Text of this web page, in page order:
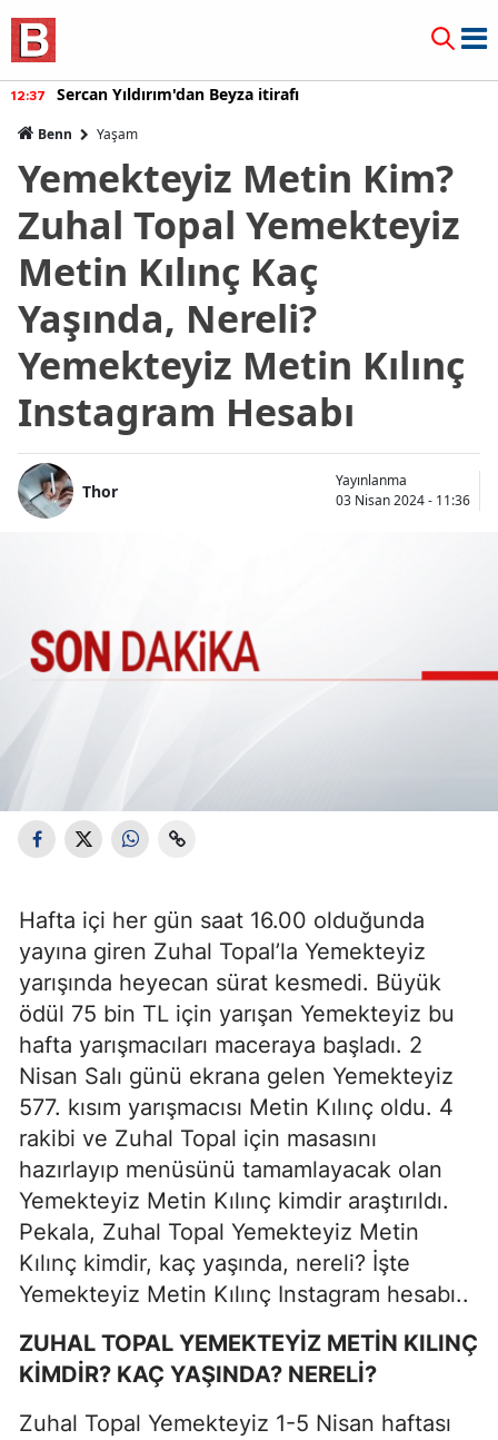
12:37 Sercan Yıldırım'dan Beyza itirafı
Benn Yaşam
Yemekteyiz Metin Kim?
Zuhal Topal Yemekteyiz
Metin Kılınç Kaç
Yaşında, Nereli?
Yemekteyiz Metin Kılınç
Instagram Hesabı
Thor
Yayınlanma
03 Nisan 2024 - 11:36
Hafta içi her gün saat 16.00 olduğunda
yayına giren Zuhal Topal’la Yemekteyiz
yarışında heyecan sürat kesmedi. Büyük
ödül 75 bin TL için yarışan Yemekteyiz bu
hafta yarışmacıları maceraya başladı. 2
Nisan Salı günü ekrana gelen Yemekteyiz
577. kısım yarışmacısı Metin Kılınç oldu. 4
rakibi ve Zuhal Topal için masasını
hazırlayıp menüsünü tamamlayacak olan
Yemekteyiz Metin Kılınç kimdir araştırıldı.
Pekala, Zuhal Topal Yemekteyiz Metin
Kılınç kimdir, kaç yaşında, nereli? İşte
Yemekteyiz Metin Kılınç Instagram hesabı..
ZUHAL TOPAL YEMEKTEYİZ METİN KILINÇ
KİMDİR? KAÇ YAŞINDA? NERELİ?
Zuhal Topal Yemekteyiz 1-5 Nisan haftası